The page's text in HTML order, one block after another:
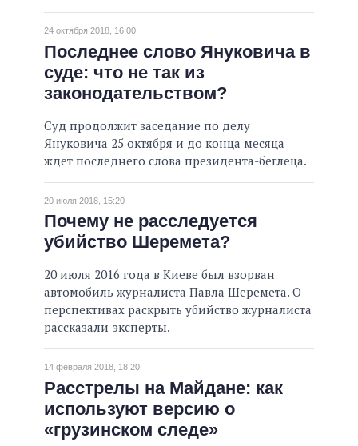
24 октября 2018, 16:00
Последнее слово Януковича в
суде: что не так из
законодательством?
Суд продолжит заседание по делу
Януковича 25 октября и до конца месяца
ждет последнего слова президента-беглеца.
20 июля 2018, 15:20
Почему не расследуется
убийство Шеремета?
20 июля 2016 года в Киеве был взорван
автомобиль журналиста Павла Шеремета. О
перспективах раскрыть убийство журналиста
рассказали эксперты.
14 февраля 2018, 18:20
Расстрелы на Майдане: как
используют версию о
«грузинском следе»